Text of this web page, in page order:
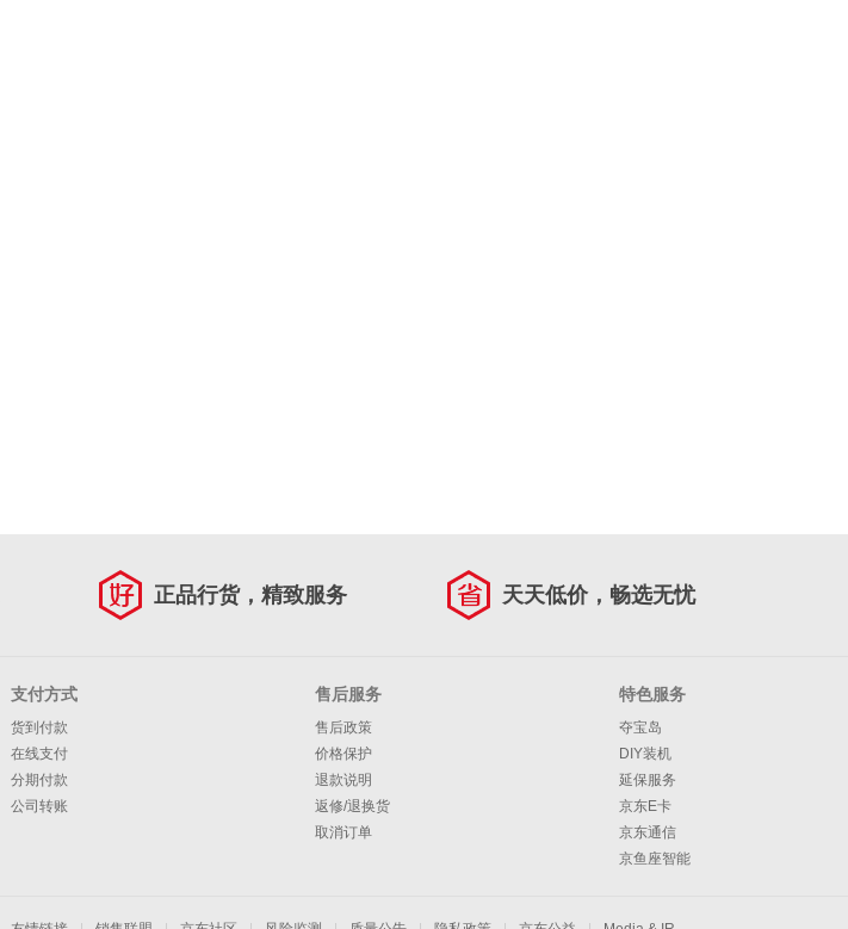
正品行货，精致服务 天天低价，畅选无忧
支付方式
货到付款
在线支付
分期付款
公司转账
售后服务
售后政策
价格保护
退款说明
返修/退换货
取消订单
特色服务
夺宝岛
DIY装机
延保服务
京东E卡
京东通信
京鱼座智能